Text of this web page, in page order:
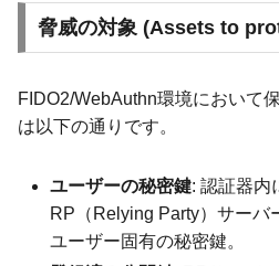
脅威の対象 (Assets to
FIDO2/WebAuthn環境において
は以下の通りです。
ユーザーの秘密鍵: 認証器内
RP（Relying Party）サーバ
ユーザー固有の秘密鍵。